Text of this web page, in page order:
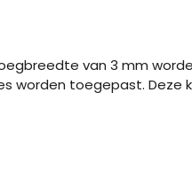
van 3 mm
toegepast. Deze